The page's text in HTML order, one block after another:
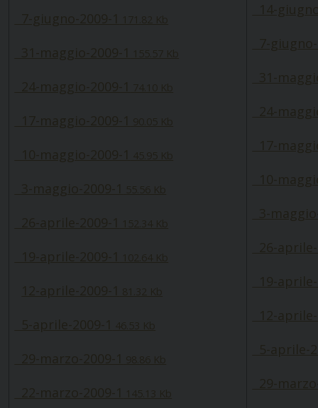
7-giugno-2009-1 171.82 Kb
31-maggio-2009-1 155.57 Kb
24-maggio-2009-1 74.10 Kb
17-maggio-2009-1 90.05 Kb
10-maggio-2009-1 45.95 Kb
3-maggio-2009-1 55.56 Kb
26-aprile-2009-1 152.34 Kb
19-aprile-2009-1 102.64 Kb
12-aprile-2009-1 81.32 Kb
5-aprile-2009-1 46.53 Kb
29-marzo-2009-1 98.86 Kb
22-marzo-2009-1 145.13 Kb
14-
7-
31-
24-
17-
10-
3-
26-
19-
12-
5-aprile-
29-